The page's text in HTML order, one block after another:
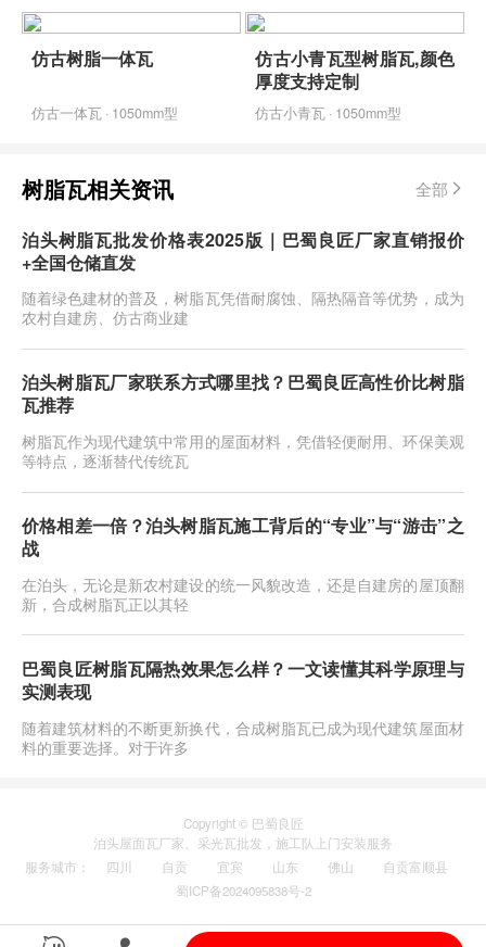
仿古树脂一体瓦
仿古一体瓦 · 1050mm型
仿古小青瓦型树脂瓦,颜色
厚度支持定制
仿古小青瓦 · 1050mm型
树脂瓦相关资讯 全部
泊头树脂瓦批发价格表2025版｜巴蜀良匠厂家直销报价
+全国仓储直发
随着绿色建材的普及，树脂瓦凭借耐腐蚀、隔热隔音等优势，成为
农村自建房、仿古商业建
泊头树脂瓦厂家联系方式哪里找？巴蜀良匠高性价比树脂
瓦推荐
树脂瓦作为现代建筑中常用的屋面材料，凭借轻便耐用、环保美观
等特点，逐渐替代传统瓦
价格相差一倍？泊头树脂瓦施工背后的“专业”与“游击”之
战
在泊头，无论是新农村建设的统一风貌改造，还是自建房的屋顶翻
新，合成树脂瓦正以其轻
巴蜀良匠树脂瓦隔热效果怎么样？一文读懂其科学原理与
实测表现
随着建筑材料的不断更新换代，合成树脂瓦已成为现代建筑屋面材
料的重要选择。对于许多
Copyright © 巴蜀良匠
泊头屋面瓦厂家 采光瓦批发，施工队上门安装服务
服务城市 ： 四川 自贡 宜宾 山东 佛山
自贡富顺县
蜀ICP备2024095838号-2